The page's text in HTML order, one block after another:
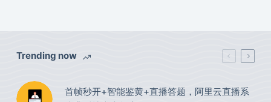
Trending now
首帧秒开+智能鉴黄+直播答题，阿里云直播系